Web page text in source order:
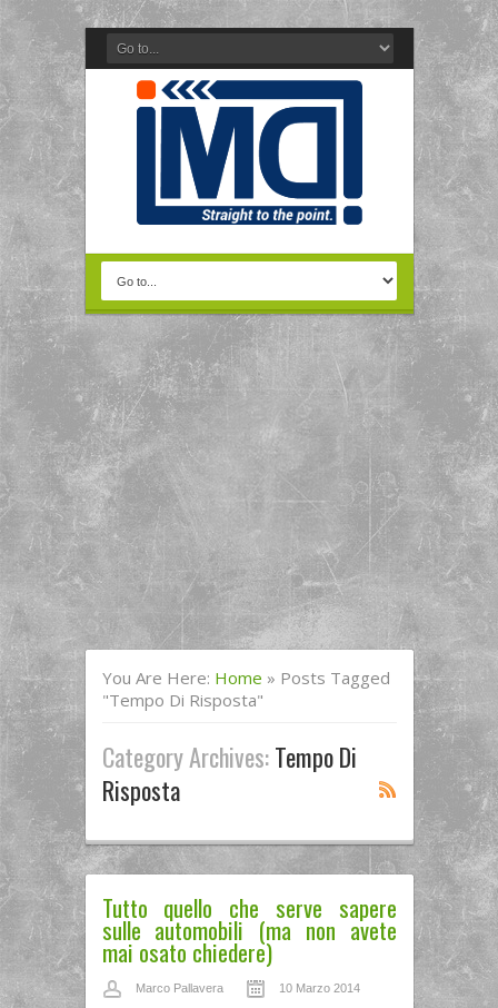
You Are Here: Home » Posts Tagged
"tempo Di Risposta"
Category Archives:Tempo Di
Risposta
Tutto quello che serve sapere
sulle automobili (ma non avete
mai osato chiedere)
Marco Pallavera 10 Marzo 2014